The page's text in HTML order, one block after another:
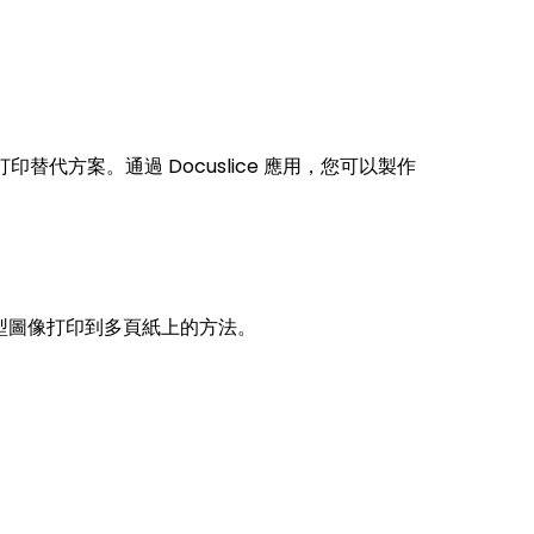
替代方案。通過 Docuslice 應用，您可以製作
像打印到多頁紙上的方法。